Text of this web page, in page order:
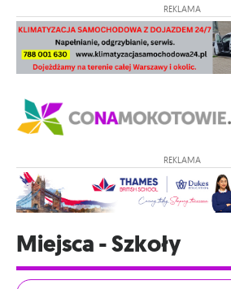
REKLAMA
REKLAMA
Miejsca - Szkoły